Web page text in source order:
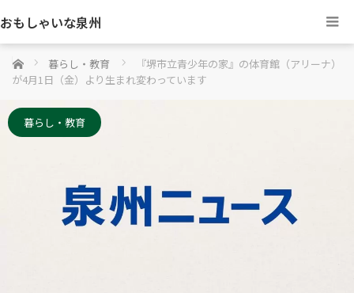
おもしゃいな泉州
ホーム 暮らし・教育
『堺市立青少年の家』の体育館（アリーナ）
が4月1日（金）より生まれ変わっています
暮らし・教育